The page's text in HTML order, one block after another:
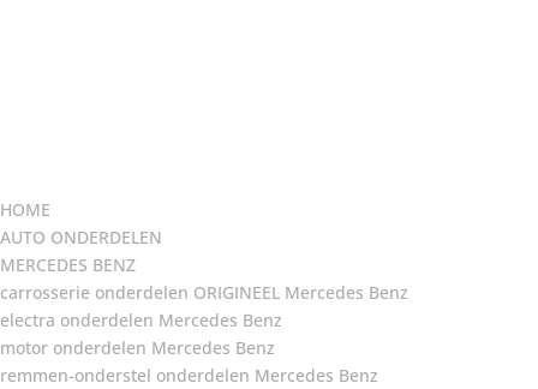
HOME
AUTO ONDERDELEN
MERCEDES BENZ
carrosserie onderdelen ORIGINEEL Mercedes Benz
electra onderdelen Mercedes Benz
motor onderdelen Mercedes Benz
remmen-onderstel onderdelen Mercedes Benz